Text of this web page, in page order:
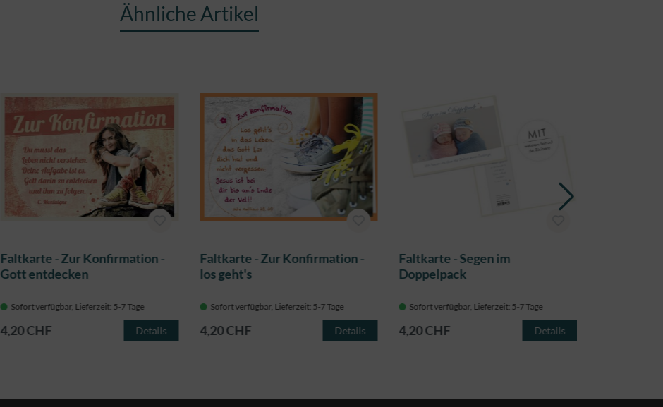
Ähnliche Artikel
Faltkarte - Zur Konfirmation -
Gott entdecken
Sofort verfügbar, Lieferzeit: 5-7 Tage
4,20 CHF Details
Faltkarte - Zur Konfirmation -
los geht's
Sofort verfügbar, Lieferzeit: 5-7 Tage
4,20 CHF Details
Faltkarte - Segen im
Doppelpack
Sofort verfügbar, Lieferzeit: 5-7 Tage
4,20 CHF Details